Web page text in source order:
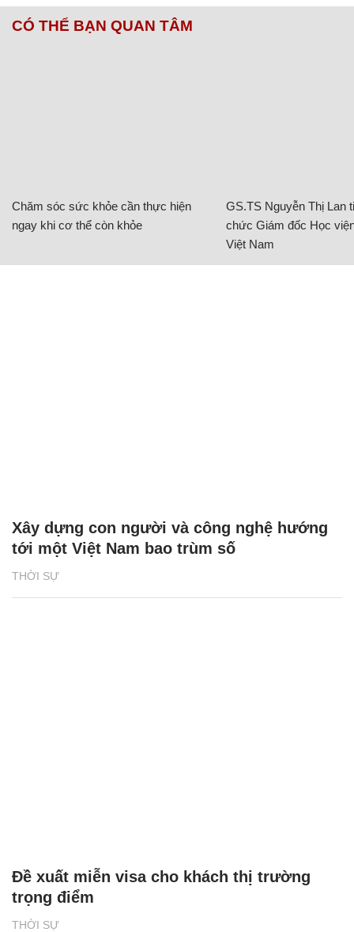
CÓ THỂ BẠN QUAN TÂM
Chăm sóc sức khỏe cần thực hiện
ngay khi cơ thể còn khỏe
GS.TS Nguyễn Thị Lan
chức Giám đốc Học
Việt Nam
THỜI SỰ
Xây dựng con người và công nghệ hướng
tới một Việt Nam bao trùm số
THỜI SỰ
Đề xuất miễn visa cho khách thị trường
trọng điểm